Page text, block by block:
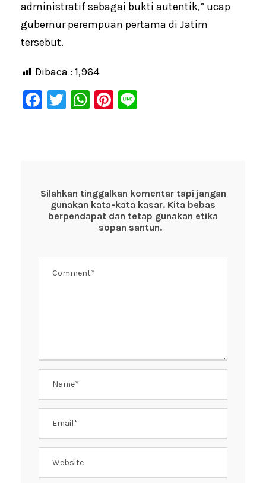
administratif sebagai bukti autentik,” ucap
gubernur perempuan pertama di Jatim
tersebut.
Dibaca : 1,964
F
o
o
T
W
p
p
Pi
Silahkan tinggalkan komentar tapi jangan
gunakan kata-kata kasar. Kita bebas
berpendapat dan tetap gunakan etika
sopan santun.